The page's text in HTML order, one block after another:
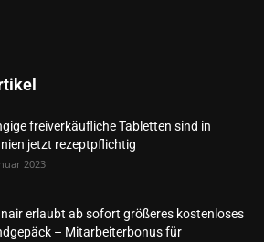
freiverkäufliche Tabletten sind in
jetzt rezeptpflichtig
2023
erlaubt ab sofort größeres kostenloses
– Mitarbeiterbonus für